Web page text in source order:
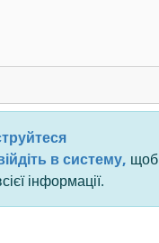
в систему, щоб
інформації.